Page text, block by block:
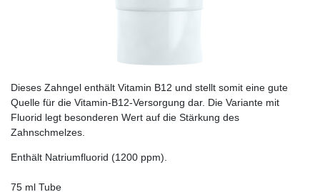
Dieses Zahngel enthält Vitamin B12 und stellt somit eine gute
Quelle für die Vitamin-B12-Versorgung dar. Die Variante mit
Fluorid legt besonderen Wert auf die Stärkung des
Zahnschmelzes.
Enthält Natriumfluorid (1200 ppm).
75 ml Tube